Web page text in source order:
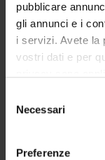
pubblicare
gli annunci e i
i servizi. Avete la
vostri dati e per
modificare o
momento dalla
delNecessari
Preferenze
Organi collegiali
Docenti
CORSI DI STUDIO
SUPERIORE